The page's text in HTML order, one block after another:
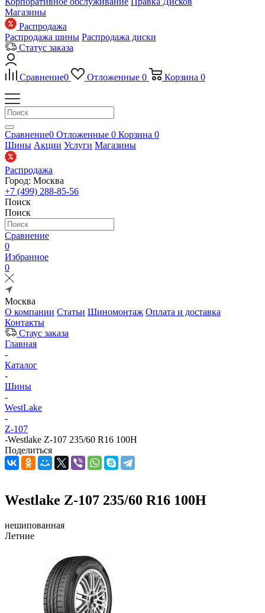
Магазины
Распродажа
Распродажа шины Распродажа диски
Статус заказа
Сравнение0 Отложенные 0 Корзина 0
Сравнение0 Отложенные 0 Корзина 0
Шины Акции Услуги Магазины
Распродажа
Город: Москва
+7 (499) 288-85-56
Поиск
Поиск
Сравнение
0
Избранное
0
Москва
О компании Статьи Шиномонтаж Оплата и доставка
Контакты
Стаус заказа
Главная
-
Каталог
-
Шины
-
WestLake
-
Z-107
-Westlake Z-107 235/60 R16 100H
Поделиться
Westlake Z-107 235/60 R16 100H
нешипованная
Летние